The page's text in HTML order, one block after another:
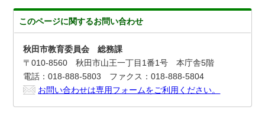
このページに関するお問い合わせ
秋田市教育委員会 総務課
〒010-8560 秋田市山王一丁目1番1号 本庁舎5階
電話：018-888-5803 ファクス：018-888-5804
お問い合わせは専用フォームをご利用ください。